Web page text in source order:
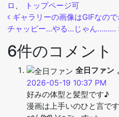
ロ 、 トップページ可
投稿ナビゲー
ギャラリーの画像はGIFなの
チャッピー…やる…じゃん………
6件のコメント
全日ファン
2026-05-19 10:37 PM
好みの体型と髪型です♪
漫画は上手いのひと言です